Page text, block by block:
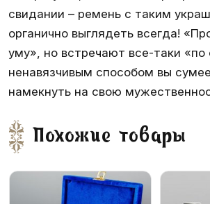
свидании – ремень с таким
органично выглядеть всегда!
уму», но встречают все-таки
ненавязчивым способом вы
намекнуть на свою
Похожие товары